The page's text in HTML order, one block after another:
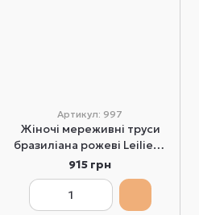
Артикул: 997
Жіночі мереживні труси
бразиліана рожеві Leilieve
997 XS
915 грн